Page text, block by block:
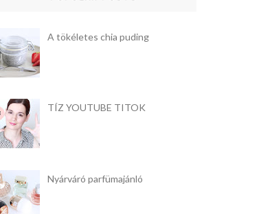
A tökéletes chia puding
TÍZ YOUTUBE TITOK
Nyárváró parfümajánló